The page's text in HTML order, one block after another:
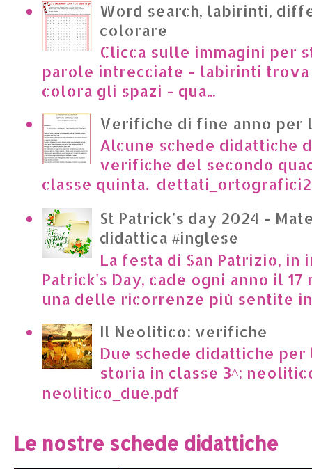
Word search, labirinti,
colorare
Clicca sulle immagini per
parole intrecciate - labirinti
colora gli spazi - qua...
Verifiche di fine anno per
Alcune schede didattiche
verifiche del secondo
classe quinta.
St Patrick's day 2024 -
didattica #inglese
La festa di San Patrizio, in
Patrick's Day, cade ogni anno il 17
una delle ricorrenze più sentite in
Il Neolitico: verifiche
Due schede didattiche
storia in classe 3^:
neolitico_due.pdf
Le nostre schede didattiche